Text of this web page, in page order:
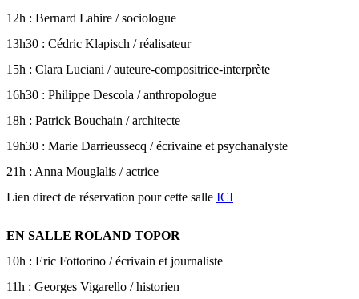
12h : Bernard Lahire / sociologue
13h30 : Cédric Klapisch / réalisateur
15h : Clara Luciani / auteure-compositrice-interprète
16h30 : Philippe Descola / anthropologue
18h : Patrick Bouchain / architecte
19h30 : Marie Darrieussecq / écrivaine et psychanalyste
21h : Anna Mouglalis / actrice
Lien direct de réservation pour cette salle ICI
EN SALLE ROLAND TOPOR
10h : Eric Fottorino / écrivain et journaliste
11h : Georges Vigarello / historien